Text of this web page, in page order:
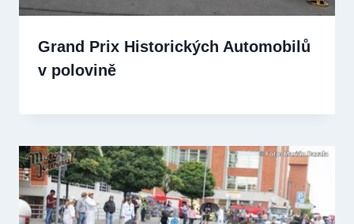
Grand Prix Historických Automobilů
v polovině